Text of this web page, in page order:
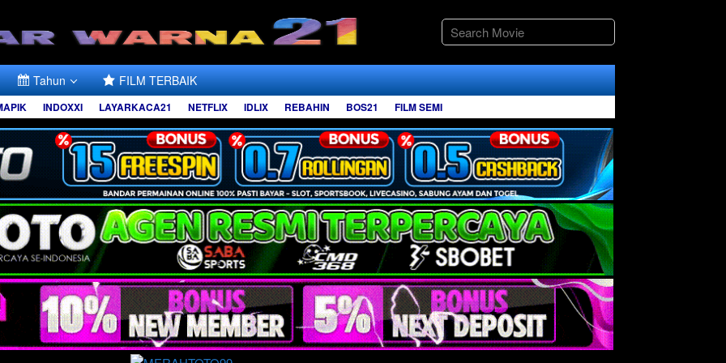
Tahun FILM TERBAIK
INDOXXI LAYARKACA21 NETFLIX IDLIX REBAHIN BOS21 FILM SEMI